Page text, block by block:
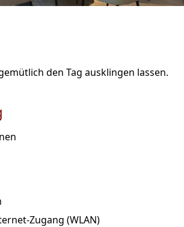
den Tag ausklingen lassen.
Zugang (WLAN)